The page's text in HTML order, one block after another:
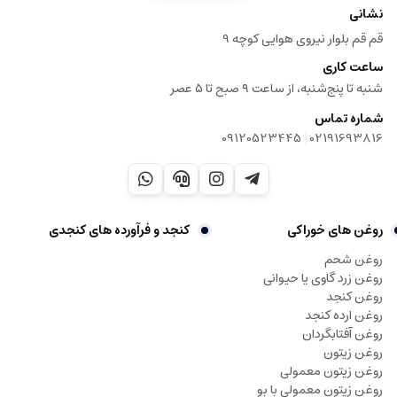
4. خنک‌سازی و بسته‌بندی در ظروف بهداشتی و مقاوم
این فرآیند به‌گونه‌ای انجام می‌شود که طعم اصیل ارده حفظ شود و ارزش غذایی کنجد
خرید عمده حلوا ارده برای فروشگاه‌های مواد غذایی، سوپرمارکت‌ها، قنادی‌ها و مراکز
پخش محصولات طبیعی انتخابی اقتصادی و مطمئن است.
به‌دلیل طعم دلچسب و خواص فراوان، این محصول همواره یکی از پرفروش‌ترین
خوراکی‌های کنجدی در بازار ایران به‌شمار می‌رود.
مرکز فروش عمده و خرده حلوا ارده – بازرگانی پرهیزکار
نشانی
قم قم بلوار نیروی هوایی کوچه 9
ساعت کاری
شنبه تا پنج‌شنبه، از ساعت ۹ صبح تا ۵ عصر
شماره تماس
02191693816
|
09120523445
روغن های خوراکی
روغن شحم
روغن زرد گاوی یا حیوانی
روغن کنجد
روغن ارده کنجد
روغن آفتابگردان
روغن زیتون
روغن زیتون معمولی
روغن زیتون معمولی با بو
کنجد و فرآورده های کنجدی